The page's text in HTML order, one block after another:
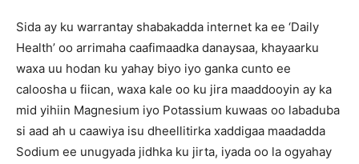
Sida ay ku warrantay shabakadda internet ka ee ‘Daily
Health’ oo arrimaha caafimaadka danaysaa, khayaarku
waxa uu hodan ku yahay biyo iyo ganka cunto ee
caloosha u fiican, waxa kale oo ku jira maaddooyin ay ka
mid yihiin Magnesium iyo Potassium kuwaas oo labaduba
si aad ah u caawiya isu dheellitirka xaddigaa maadadda
Sodium ee unugyada jidhka ku jirta, iyada oo la ogyahay